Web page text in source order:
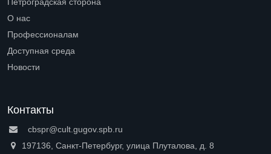
Петроградская сторона
О нас
Профессионалам
Доступная среда
Новости
Контакты
cbspr@cult.gugov.spb.ru
197136, Санкт-Петербург, улица Плуталова, д. 8